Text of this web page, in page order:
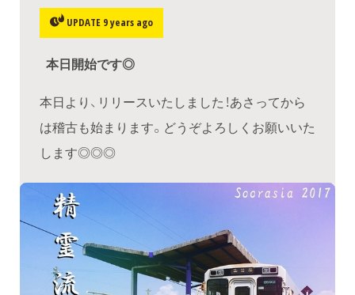
UPDATE 9 years ago
本日開始です◎
本日より、リリースいたしました！あさってから
は稽古も始まります。どうぞよろしくお願いいた
します◎◎◎